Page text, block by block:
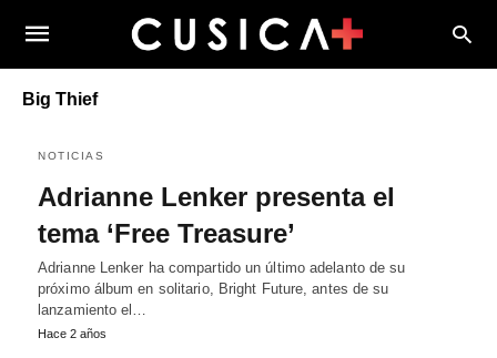
Big Thief
NOTICIAS
Adrianne Lenker presenta el
tema ‘Free Treasure’
Adrianne Lenker ha compartido un último adelanto de su
próximo álbum en solitario, Bright Future, antes de su
lanzamiento el…
Hace 2 años